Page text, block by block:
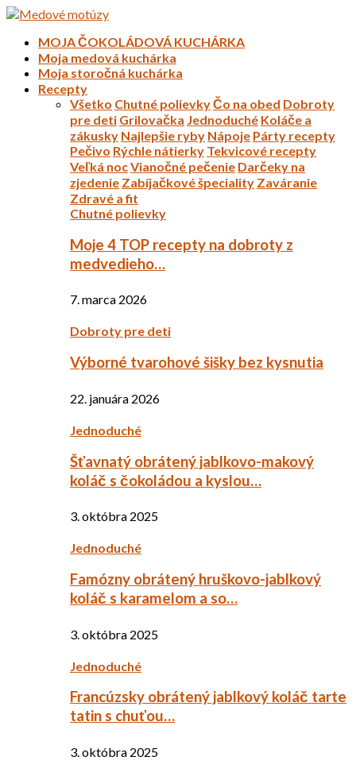
MOJA ČOKOLÁDOVÁ KUCHÁRKA
Moja medová kuchárka
Moja storočná kuchárka
Recepty
Všetko Chutné polievkyČo na obed Dobroty
pre deti Grilovačka Jednoduché Koláče a
zákusky Najlepšie ryby Nápoje Párty recepty
Pečivo Rýchle nátierky Tekvicové recepty
Veľká nocVianočné pečenie Darčeky na
zjedenie Zabíjačkové špeciality Zaváranie
Zdravé a fit
Chutné polievky
Moje 4 TOP recepty na dobroty z
medvedieho…
7. marca 2026
Dobroty pre deti
Výborné tvarohové šišky bez kysnutia
22. januára 2026
Jednoduché
Šťavnatý obrátený jablkovo-makový
koláč s čokoládou a kyslou…
3. októbra 2025
Jednoduché
Famózny obrátený hruškovo-jablkový
koláč s karamelom a so…
3. októbra 2025
Jednoduché
Francúzsky obrátený jablkový koláč tarte
tatin s chuťou…
3. októbra 2025